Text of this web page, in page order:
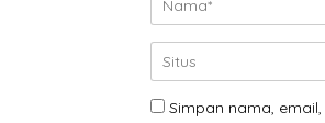
Simpan nama,